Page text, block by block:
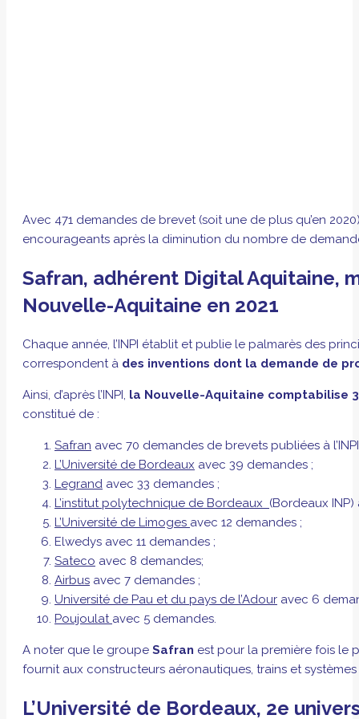
Avec 471 demandes de brevet (soit une de plus qu’en
encourageants après la diminution du nombre de
Safran, adhérent Digital Aquitaine,
Nouvelle-Aquitaine en 2021
Chaque année, l’INPI établit et publie le palmarès des
correspondent à des inventions dont la demande de
Ainsi, d’après l’INPI, la Nouvelle-Aquitaine comptabilise
constitué de :
Safran avec 70 demandes de brevets publiées à
L’Université de Bordeaux avec 39 demandes ;
Legrand avec 33 demandes ;
L’institut polytechnique de Bordeaux (Bordeaux
L’Université de Limoges avec 12 demandes ;
Elwedys avec 11 demandes ;
Sateco avec 8 demandes;
Airbus avec 7 demandes ;
Université de Pau et du pays de l’Adour avec 6
Poujoulat avec 5 demandes.
A noter que le groupe Safran est pour la première fois le
fournit aux constructeurs aéronautiques, trains et
L’Université de Bordeaux, 2e